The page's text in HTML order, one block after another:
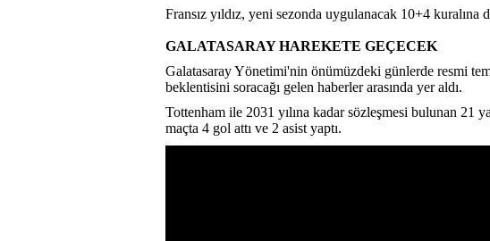
Fransız yıldız, yeni sezonda uygulanacak 10+4 kuralına
GALATASARAY HAREKETE GEÇECEK
Galatasaray Yönetimi'nin önümüzdeki günlerde resmi
beklentisini soracağı gelen haberler arasında yer aldı.
Tottenham ile 2031 yılına kadar sözleşmesi bulunan 21
maçta 4 gol attı ve 2 asist yaptı.